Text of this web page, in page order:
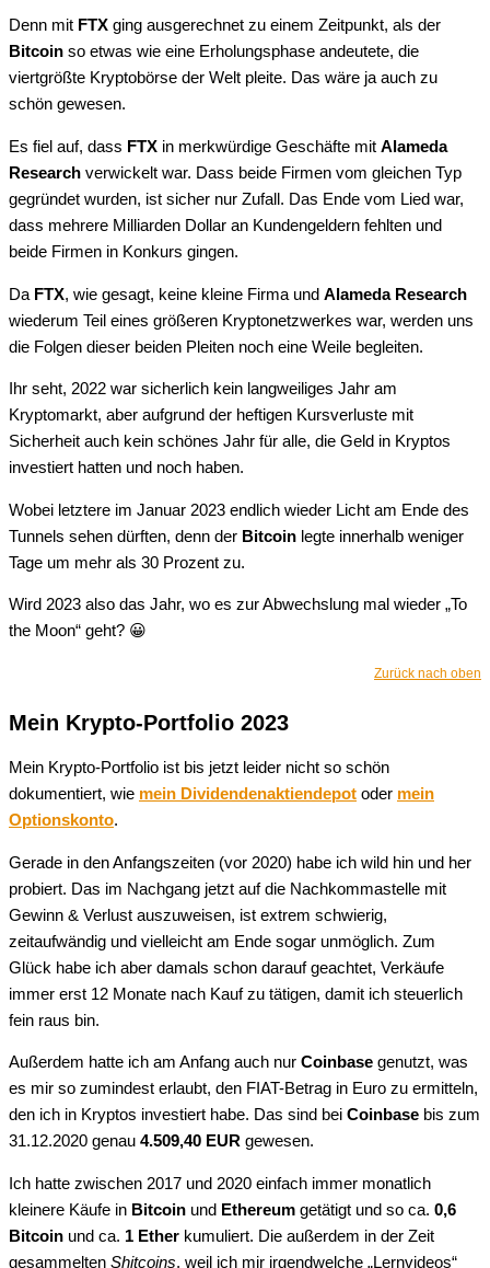
Denn mit FTX ging ausgerechnet zu einem Zeitpunkt, als der
Bitcoin so etwas wie eine Erholungsphase andeutete, die
viertgrößte Kryptobörse der Welt pleite. Das wäre ja auch zu
schön gewesen.
Es fiel auf, dass FTX in merkwürdige Geschäfte mit Alameda
Research verwickelt war. Dass beide Firmen vom gleichen Typ
gegründet wurden, ist sicher nur Zufall. Das Ende vom Lied war,
dass mehrere Milliarden Dollar an Kundengeldern fehlten und
beide Firmen in Konkurs gingen.
Da FTX, wie gesagt, keine kleine Firma und Alameda Research
wiederum Teil eines größeren Kryptonetzwerkes war, werden uns
die Folgen dieser beiden Pleiten noch eine Weile begleiten.
Ihr seht, 2022 war sicherlich kein langweiliges Jahr am
Kryptomarkt, aber aufgrund der heftigen Kursverluste mit
Sicherheit auch kein schönes Jahr für alle, die Geld in Kryptos
investiert hatten und noch haben.
Wobei letztere im Januar 2023 endlich wieder Licht am Ende des
Tunnels sehen dürften, denn der Bitcoin legte innerhalb weniger
Tage um mehr als 30 Prozent zu.
Wird 2023 also das Jahr, wo es zur Abwechslung mal wieder „To
the Moon“ geht? 😀
Zurück nach oben
Mein Krypto-Portfolio 2023
Mein Krypto-Portfolio ist bis jetzt leider nicht so schön
dokumentiert, wie mein Dividendenaktiendepot oder mein
Optionskonto.
Gerade in den Anfangszeiten (vor 2020) habe ich wild hin und her
probiert. Das im Nachgang jetzt auf die Nachkommastelle mit
Gewinn & Verlust auszuweisen, ist extrem schwierig,
zeitaufwändig und vielleicht am Ende sogar unmöglich. Zum
Glück habe ich aber damals schon darauf geachtet, Verkäufe
immer erst 12 Monate nach Kauf zu tätigen, damit ich steuerlich
fein raus bin.
Außerdem hatte ich am Anfang auch nur Coinbase genutzt, was
es mir so zumindest erlaubt, den FIAT-Betrag in Euro zu ermitteln,
den ich in Kryptos investiert habe. Das sind bei Coinbase bis zum
31.12.2020 genau 4.509,40 EUR gewesen.
Ich hatte zwischen 2017 und 2020 einfach immer monatlich
kleinere Käufe in Bitcoin und Ethereum getätigt und so ca. 0,6
Bitcoin und ca. 1 Ether kumuliert. Die außerdem in der Zeit
gesammelten Shitcoins, weil ich mir irgendwelche „Lernvideos“